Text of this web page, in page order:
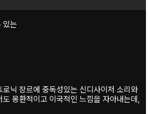
있는
닉 장르에 중독성있는 신디사이저 소리와
몽환적이고 이국적인 느낌을 자아내는데,